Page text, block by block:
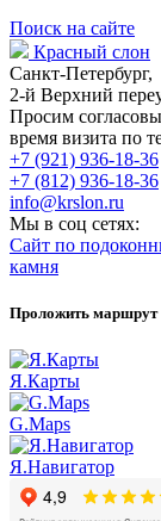
Поиск на сайте
Красный слон
Санкт-Петербург,
2-й Верхний
Просим
время визита по
+7 (921) 936-18-36
+7 (812) 936-18-36
info@krslon.ru
Мы в соц сетях:
Сайт по
камня
Проложить маршрут
Я.Карты
G.Maps
Я.Навигатор